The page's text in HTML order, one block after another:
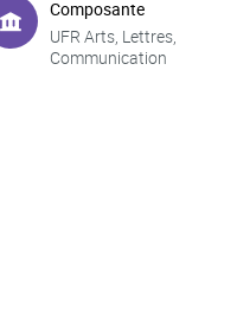
Composante
UFR Arts, Lettres,
Communication